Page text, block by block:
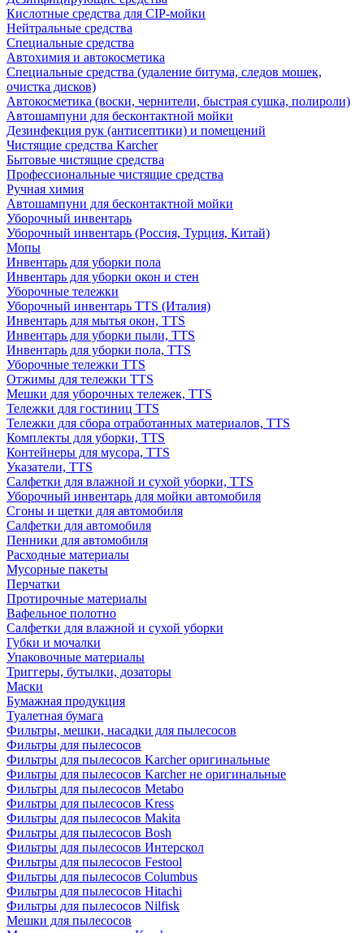
Кислотные средства для CIP-мойки
Нейтральные средства
Специальные средства
Автохимия и автокосметика
Специальные средства (удаление битума, следов мошек,
очистка дисков)
Автокосметика (воски, чернители, быстрая сушка, полироли)
Автошампуни для бесконтактной мойки
Дезинфекция рук (антисептики) и помещений
Чистящие средства Karcher
Бытовые чистящие средства
Профессиональные чистящие средства
Ручная химия
Автошампуни для бесконтактной мойки
Уборочный инвентарь
Уборочный инвентарь (Россия, Турция, Китай)
Мопы
Инвентарь для уборки пола
Инвентарь для уборки окон и стен
Уборочные тележки
Уборочный инвентарь TTS (Италия)
Инвентарь для мытья окон, TTS
Инвентарь для уборки пыли, TTS
Инвентарь для уборки пола, TTS
Уборочные тележки TTS
Отжимы для тележки TTS
Мешки для уборочных тележек, TTS
Тележки для гостиниц TTS
Тележки для сбора отработанных материалов, TTS
Комплекты для уборки, TTS
Контейнеры для мусора, TTS
Указатели, TTS
Салфетки для влажной и сухой уборки, TTS
Уборочный инвентарь для мойки автомобиля
Сгоны и щетки для автомобиля
Салфетки для автомобиля
Пенники для автомобиля
Расходные материалы
Мусорные пакеты
Перчатки
Протирочные материалы
Вафельное полотно
Салфетки для влажной и сухой уборки
Губки и мочалки
Упаковочные материалы
Триггеры, бутылки, дозаторы
Маски
Бумажная продукция
Туалетная бумага
Фильтры, мешки, насадки для пылесосов
Фильтры для пылесосов
Фильтры для пылесосов Karcher оригинальные
Фильтры для пылесосов Karcher не оригинальные
Фильтры для пылесосов Metabo
Фильтры для пылесосов Kress
Фильтры для пылесосов Makita
Фильтры для пылесосов Bosh
Фильтры для пылесосов Интерскол
Фильтры для пылесосов Festool
Фильтры для пылесосов Columbus
Фильтры для пылесосов Hitachi
Фильтры для пылесосов Nilfisk
Мешки для пылесосов